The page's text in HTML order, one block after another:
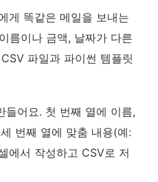
게 똑같은 메일을 보내는
름이나 금액, 날짜가 다른
파일과 파이썬 템플릿
들어요. 첫 번째 열에 이름,
번째 열에 맞춤 내용(예:
에서 작성하고 CSV로 저